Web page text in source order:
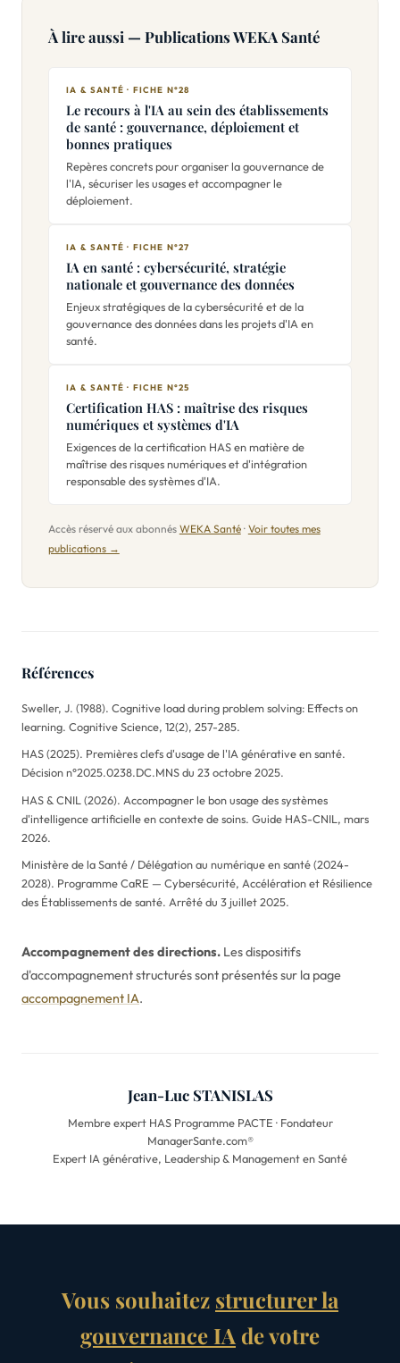
À lire aussi — Publications WEKA Santé
IA & SANTÉ · FICHE N°28
Le recours à l'IA au sein des établissements
de santé : gouvernance, déploiement et
bonnes pratiques
Repères concrets pour organiser la gouvernance de
l'IA, sécuriser les usages et accompagner le
déploiement.
IA & SANTÉ · FICHE N°27
IA en santé : cybersécurité, stratégie
nationale et gouvernance des données
Enjeux stratégiques de la cybersécurité et de la
gouvernance des données dans les projets d'IA en
santé.
IA & SANTÉ · FICHE N°25
Certification HAS : maîtrise des risques
numériques et systèmes d'IA
Exigences de la certification HAS en matière de
maîtrise des risques numériques et d'intégration
responsable des systèmes d'IA.
Accès réservé aux abonnés WEKA Santé· Voir toutes mes
publications →
Références
Sweller, J. (1988). Cognitive load during problem solving: Effects on
learning. Cognitive Science, 12(2), 257-285.
HAS (2025). Premières clefs d'usage de l'IA générative en santé.
Décision n°2025.0238.DC.MNS du 23 octobre 2025.
HAS & CNIL (2026). Accompagner le bon usage des systèmes
d'intelligence artificielle en contexte de soins. Guide HAS-CNIL, mars
2026.
Ministère de la Santé / Délégation au numérique en santé (2024-
2028). Programme CaRE — Cybersécurité, Accélération et Résilience
des Établissements de santé. Arrêté du 3 juillet 2025.
Accompagnement des directions. Les dispositifs
d'accompagnement structurés sont présentés sur la page
accompagnement IA.
Jean-Luc STANISLAS
Membre expert HAS Programme PACTE · Fondateur
ManagerSante.com®
Expert IA générative, Leadership & Management en Santé
Vous souhaitez structurer la
gouvernance IA de votre